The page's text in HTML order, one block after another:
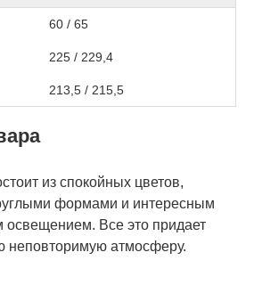
60 / 65
225 / 229,4
213,5 / 215,5
из спокойных цветов,
формами и интересным
освещением. Все это придает
неповторимую атмосферу.